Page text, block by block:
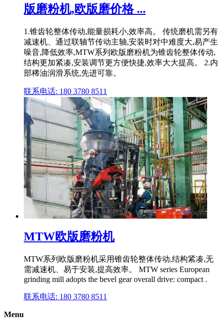
版磨粉机,欧版磨价格 ...
1.锥齿轮整体传动,能量损耗小,效率高。 传统磨机需另有
减速机、通过联轴节传动主轴,安装时对中难度大,易产生
噪音,降低效率,MTW系列欧版磨粉机为锥齿轮整体传动,
结构更加紧凑,安装调节更方便快捷,效率大大提高。 2.内
部稀油润滑系统,先进可靠。
联系电话: 180 3780 8511
MTW欧版磨粉机
MTW系列欧版磨粉机采用锥齿轮整体传动,结构紧凑,无
需减速机、易于安装,提高效率。 MTW series European
grinding mill adopts the bevel gear overall drive: compact .
联系电话: 180 3780 8511
Menu